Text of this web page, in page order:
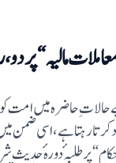
مالیہ“ پر
لیے حالات ِحاضرہ